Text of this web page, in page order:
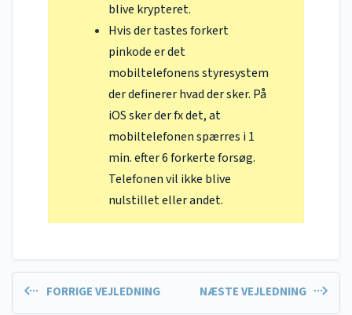
blive krypteret.
Hvis der tastes forkert
pinkode er det
mobiltelefonens styresystem
der definerer hvad der sker. På
iOS sker der fx det, at
mobiltelefonen spærres i 1
min. efter 6 forkerte forsøg.
Telefonen vil ikke blive
nulstillet eller andet.
FORRIGE VEJLEDNING NÆSTE VEJLEDNING